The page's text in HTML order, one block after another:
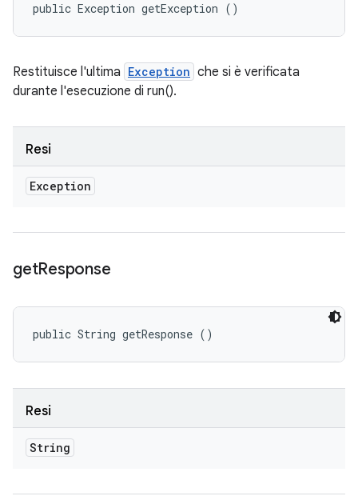
public Exception getException ()
Restituisce l'ultima Exception che si è verificata
durante l'esecuzione di run().
Resi
Exception
getResponse
public String getResponse ()
Resi
String